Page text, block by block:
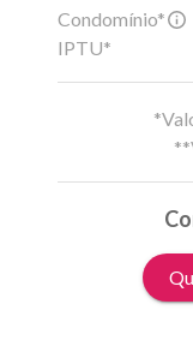
Condomínio*
IPTU*